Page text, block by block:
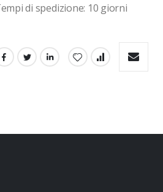
di spedizione: 10 giorni